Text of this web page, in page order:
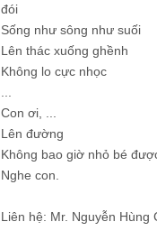
đói
Sống như sông như suối
Lên thác xuống ghềnh
Không lo cực nhọc
Con ơi, ...
Lên đường
Không bao giờ nhỏ bé
Nghe con.
Liên hệ: Mr. Nguyễn Hùng